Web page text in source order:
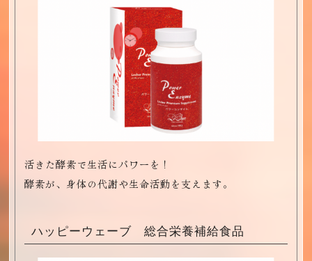
活きた酵素で生活にパワーを！
酵素が、身体の代謝や生命活動を支えます。
ハッピーウェーブ 総合栄養補給食品